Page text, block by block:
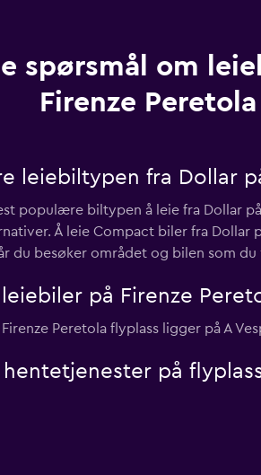
spørsmål om
Firenze
leiebiltypen fra Dollar
populære biltypen å leie fra Dollar
Å leie Compact biler fra Dollar
du besøker området og bilen som du
på Firenze
Peretola flyplass ligger på A
på